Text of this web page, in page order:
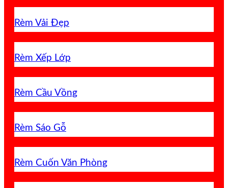
Rèm Vải Đẹp
Rèm Xếp Lớp
Rèm Cầu Vồng
Rèm Sáo Gỗ
Rèm Cuốn Văn Phòng